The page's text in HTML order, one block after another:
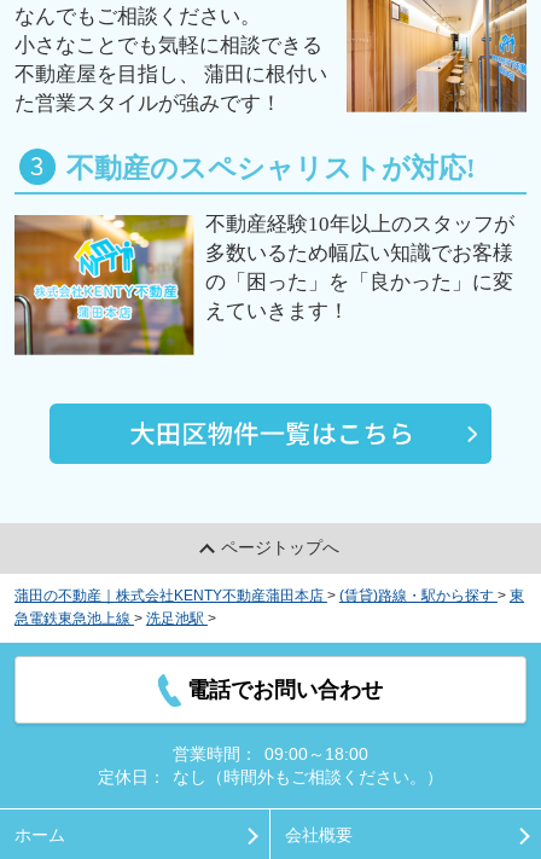
なんでもご相談ください。
小さなことでも気軽に相談できる
不動産屋を目指し、 蒲田に根付い
た営業スタイルが強みです！
不動産のスペシャリストが対応!
不動産経験10年以上のスタッフが
多数いるため幅広い知識でお客様
の「困った」を「良かった」に変
えていきます！
ページトップへ
蒲田の不動産｜株式会社KENTY不動産蒲田本店 > (賃貸)路線・駅から探す > 東
急電鉄東急池上線 > 洗足池駅 >
電話でお問い合わせ
営業時間：
09:00～18:00
定休日：
なし（時間外もご相談ください。）
ホーム 会社概要